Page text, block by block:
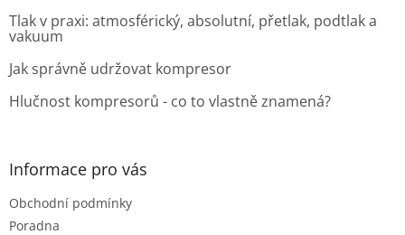
Tlak v praxi: atmosférický, absolutní, přetlak, podtlak a
vakuum
Jak správně udržovat kompresor
Hlučnost kompresorů - co to vlastně znamená?
Informace pro vás
Obchodní podmínky
Poradna